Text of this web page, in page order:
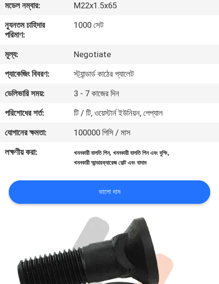
কারখানা
ভ্রমণ
মান
নিয়ন্ত্রণ
খবর
উদ্ধৃতির
জন্য
আবেদন
সাইট
PRIVACY
POLICY
মডেল নম্বার:
M22x1.5x65
ন্যূনতম চাহিদার
পরিমাণ:
1000 সেট
মূল্য:
Negotiate
প্যাকেজিং বিবরণ:
স্ট্যান্ডার্ড কাঠের প্যালেট
ডেলিভারি সময়:
3 - 7 কাজের দিন
পরিশোধের শর্ত:
টি / টি, ওয়েস্টার্ন ইউনিয়ন, পেপ্যাল
যোগানের ক্ষমতা:
100000 পিসি / মাস
লক্ষণীয় করা:
খননকারী বালতি পিন,খননকারী বালতি পিন এবং বুশিং,
খননকারী আন্ডারক্যারেজ বোল্ট এবং বাদাম
ভালো দাম